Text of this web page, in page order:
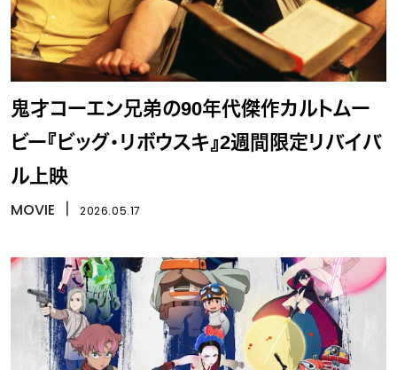
鬼才コーエン兄弟の90年代傑作カルトムー
ビー『ビッグ・リボウスキ』2週間限定リバイバ
ル上映
MOVIE 2026.05.17